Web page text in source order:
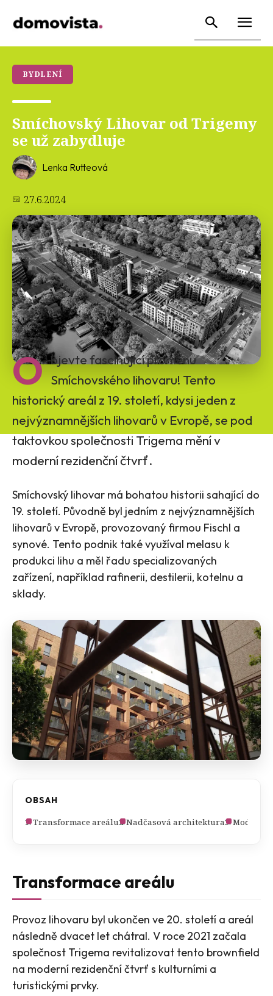
BYDLENÍ
Smíchovský Lihovar od Trigemy
se už zabydluje
Lenka Rutteová
27.6.2024
O bjevte fascinující proměnu
Smíchovského lihovaru! Tento
historický areál z 19. století, kdysi jeden z
nejvýznamnějších lihovarů v Evropě, se pod
taktovkou společnosti Trigema mění v
moderní rezidenční čtvrť.
Smíchovský lihovar má bohatou historii sahající do
19. století. Původně byl jedním z nejvýznamnějších
lihovarů v Evropě, provozovaný firmou Fischl a
synové. Tento podnik také využíval melasu k
produkci lihu a měl řadu specializovaných
zařízení, například rafinerii, destilerii, kotelnu a
sklady​​.
OBSAH
Transformace areálu Nadčasová architektura Moderní
Transformace areálu
Provoz lihovaru byl ukončen ve 20. století a areál
následně dvacet let chátral. V roce 2021 začala
společnost Trigema revitalizovat tento brownfield
na moderní rezidenční čtvrť s kulturními a
turistickými prvky.